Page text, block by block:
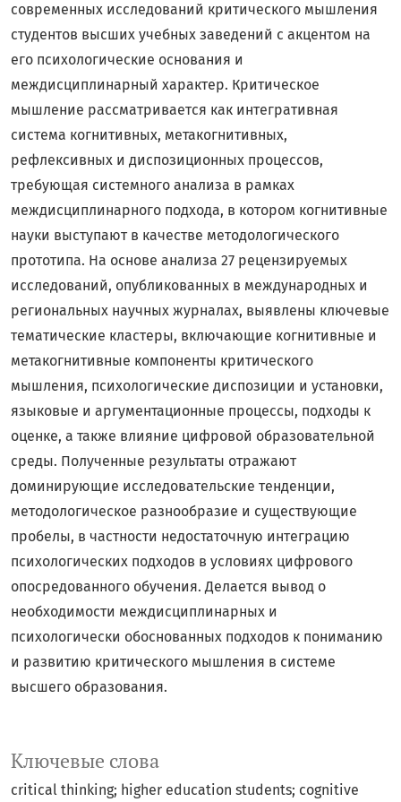
Ключевые слова
critical thinking; higher education students; cognitive
современных исследований критического мышления
студентов высших учебных заведений с акцентом на
его психологические основания и
междисциплинарный характер. Критическое
мышление рассматривается как интегративная
система когнитивных, метакогнитивных,
рефлексивных и диспозиционных процессов,
требующая системного анализа в рамках
междисциплинарного подхода, в котором когнитивные
науки выступают в качестве методологического
прототипа. На основе анализа 27 рецензируемых
исследований, опубликованных в международных и
региональных научных журналах, выявлены ключевые
тематические кластеры, включающие когнитивные и
метакогнитивные компоненты критического
мышления, психологические диспозиции и установки,
языковые и аргументационные процессы, подходы к
оценке, а также влияние цифровой образовательной
среды. Полученные результаты отражают
доминирующие исследовательские тенденции,
методологическое разнообразие и существующие
пробелы, в частности недостаточную интеграцию
психологических подходов в условиях цифрового
опосредованного обучения. Делается вывод о
необходимости междисциплинарных и
психологически обоснованных подходов к пониманию
и развитию критического мышления в системе
высшего образования.